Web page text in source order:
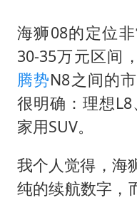
海狮08的定位
30-35万元区间
腾势N8之间的
很明确：理想
家用SUV。
我个人觉得，海
纯的续航数字，